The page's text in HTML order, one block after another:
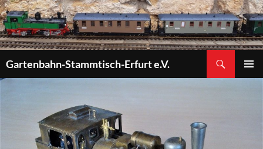
Zum
Inhalt
springen
Gartenbahn-Stammtisch-Erfurt e.V.